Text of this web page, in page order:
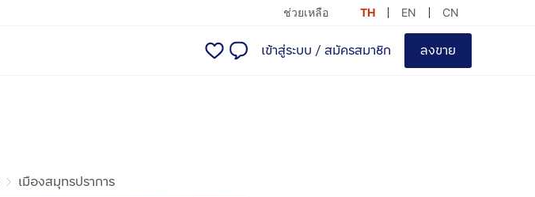
ช่วยเหลือ TH EN CN
เข้าสู่ระบบ / สมัครสมาชิก ลงขาย
เมืองสมุทรปราการ